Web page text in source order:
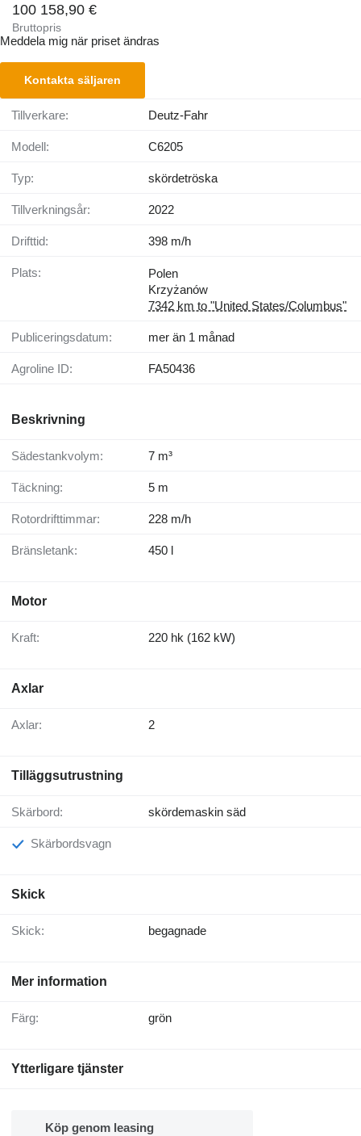
100 158,90 €
Bruttopris
Meddela mig när priset ändras
Kontakta säljaren
Tillverkare: Deutz-Fahr
Modell: C6205
Typ: skördetröska
Tillverkningsår: 2022
Drifttid: 398 m/h
Plats:
Polen
Krzyżanów
7342 km to "United States/Columbus"
Publiceringsdatum: mer än 1 månad
Agroline ID: FA50436
Beskrivning
Sädestankvolym: 7 m³
Täckning: 5 m
Rotordrifttimmar: 228 m/h
Bränsletank: 450 l
Motor
Kraft: 220 hk (162 kW)
Axlar
Axlar: 2
Tilläggsutrustning
Skärbord: skördemaskin säd
Skärbordsvagn
Skick
Skick: begagnade
Mer information
Färg: grön
Ytterligare tjänster
Köp genom leasing